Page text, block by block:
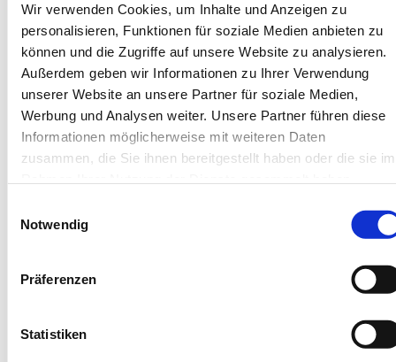
Wir verwenden Cookies, um Inhalte und Anzeigen zu
personalisieren, Funktionen für soziale Medien anbieten zu
können und die Zugriffe auf unsere Website zu analysieren.
Außerdem geben wir Informationen zu Ihrer Verwendung
unserer Website an unsere Partner für soziale Medien,
Werbung und Analysen weiter. Unsere Partner führen diese
Informationen möglicherweise mit weiteren Daten
zusammen, die Sie ihnen bereitgestellt haben oder die sie im
Notwendig
Präferenzen
Statistiken
Next
Töwerhus
Juist
4 Gäste